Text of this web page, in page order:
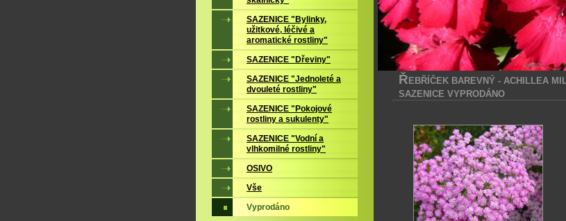
Ř EBŘÍČEK BAREVNÝ - ACHILLEA
SAZENICE VYPRODÁNO
SAZENICE "Bylinky,
užitkové, léčivé a
aromatické rostliny"
SAZENICE "Dřeviny"
SAZENICE "Jednoleté a
dvouleté rostliny"
SAZENICE "Pokojové
rostliny a sukulenty"
SAZENICE "Vodní a
vlhkomilné rostliny"
OSIVO
Vše
Vyprodáno